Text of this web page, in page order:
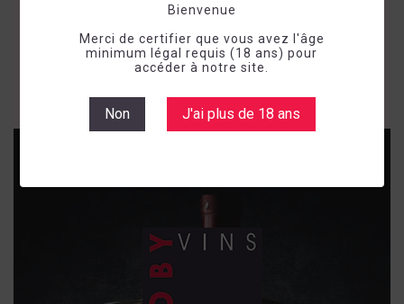
Bienvenue
Merci de certifier que vous avez l'âge
minimum légal requis (18 ans) pour
accéder à notre site.
Non J'ai plus de 18 ans
Effectuez une nouvelle recherche